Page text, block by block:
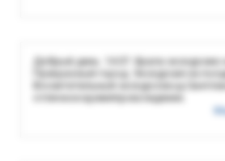
Добрый день. 14.07. брала экскурсию
Прекрасный город. Экскурсия на
Восхитительный экскурсовод
отличное времяпровождение.